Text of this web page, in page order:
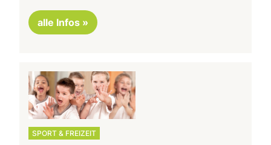
alle Infos »
SPORT & FREIZEIT